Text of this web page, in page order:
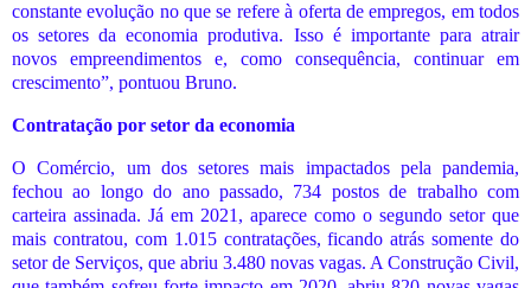
constante evolução no que se refere à oferta de empregos, em todos
os setores da economia produtiva. Isso é importante para atrair
novos empreendimentos e, como consequência, continuar em
crescimento”, pontuou Bruno.
Contratação por setor da economia
O Comércio, um dos setores mais impactados pela pandemia,
fechou ao longo do ano passado, 734 postos de trabalho com
carteira assinada. Já em 2021, aparece como o segundo setor que
mais contratou, com 1.015 contratações, ficando atrás somente do
setor de Serviços, que abriu 3.480 novas vagas. A Construção Civil,